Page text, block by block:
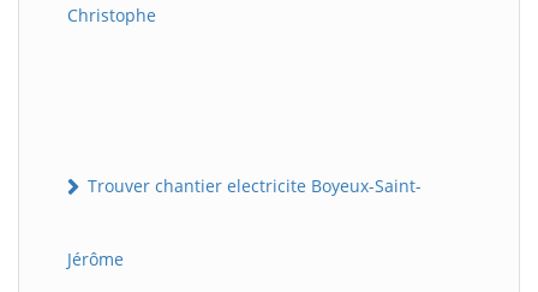
Christophe
Trouver chantier electricite Boyeux-Saint-
Jérôme